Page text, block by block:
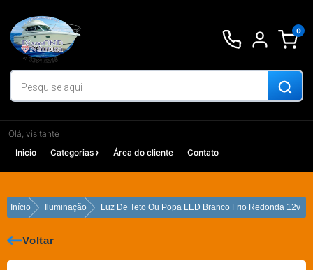
para
conteúdo
0
Olá, visitante
Inicio
Categorias Área do cliente Contato
Início Iluminação Luz De Teto Ou Popa LED Branco Frio Redonda 12v
Voltar